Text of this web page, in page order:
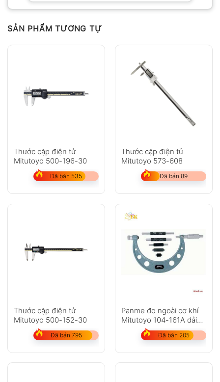
SẢN PHẨM TƯƠNG TỰ
Thước cặp điện tử
Mitutoyo 500-196-30
Đã bán 535
Thước cặp điện tử
Mitutoyo 573-608
Đã bán 89
Thước cặp điện tử
Mitutoyo 500-152-30
Đã bán 795
Panme đo ngoài cơ khí
Mitutoyo 104-161A dải
đo 50-150mm
Đã bán 205